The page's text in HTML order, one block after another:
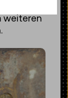
weiteren